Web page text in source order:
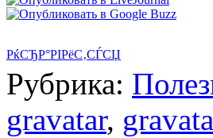
РќСЂР°РІРёС‚СЃСЏ
Рубрика:
gravatar,